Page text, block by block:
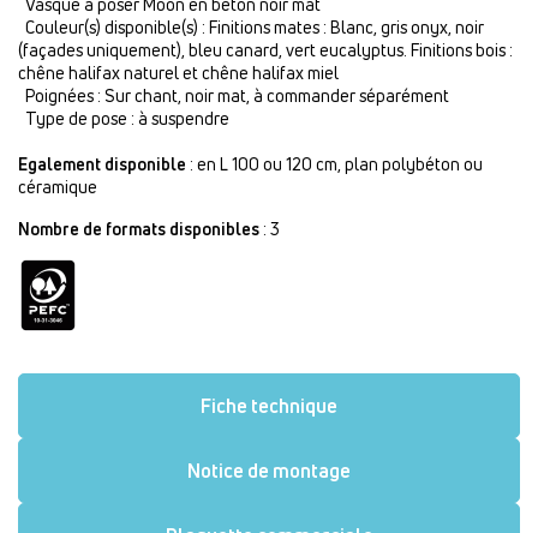
Vasque à poser Moon en béton noir mat
Couleur(s) disponible(s) : Finitions mates : Blanc, gris onyx, noir
(façades uniquement), bleu canard, vert eucalyptus. Finitions bois :
chêne halifax naturel et chêne halifax miel
Poignées : Sur chant, noir mat, à commander séparément
Type de pose : à suspendre
Egalement disponible : en L 100 ou 120 cm, plan polybéton ou
céramique
Nombre de formats disponibles : 3
Fiche technique
Notice de montage